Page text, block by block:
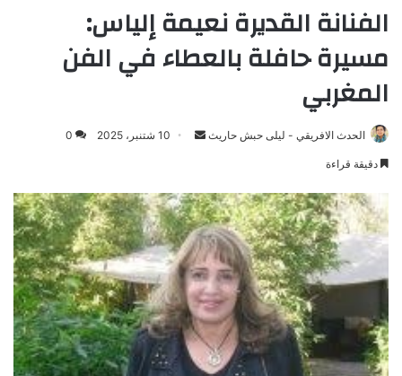
الفنانة القديرة نعيمة إلياس:
مسيرة حافلة بالعطاء في الفن
المغربي
الحدث الافريقي - ليلى حبش حاريث
Send 10 شتنبر، 2025 0
دقيقة قراءة